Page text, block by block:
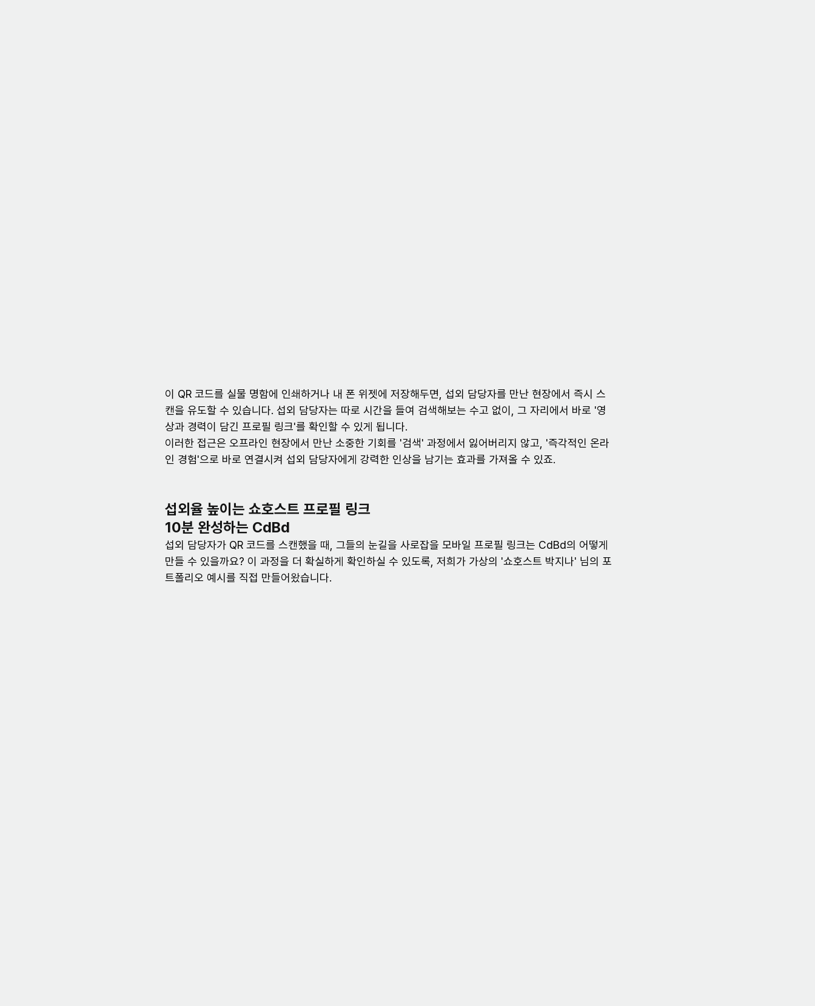
이 QR 코드를 실물 명함에 인쇄하거나 내 폰 위젯에 저장해두면, 섭외 담당자를 만난 현장에서 즉시 스
캔을 유도할 수 있습니다. 섭외 담당자는 따로 시간을 들여 검색해보는 수고 없이, 그 자리에서 바로 '영
상과 경력이 담긴 프로필 링크'를 확인할 수 있게 됩니다.
이러한 접근은 오프라인 현장에서 만난 소중한 기회를 '검색' 과정에서 잃어버리지 않고, '즉각적인 온라
인 경험'으로 바로 연결시켜 섭외 담당자에게 강력한 인상을 남기는 효과를 가져올 수 있죠.
섭외율 높이는 쇼호스트 프로필 링크
10분 완성하는 CdBd
섭외 담당자가 QR 코드를 스캔했을 때, 그들의 눈길을 사로잡을 모바일 프로필 링크는 CdBd의 어떻게
만들 수 있을까요? 이 과정을 더 확실하게 확인하실 수 있도록, 저희가 가상의 '쇼호스트 박지나' 님의 포
트폴리오 예시를 직접 만들어왔습니다.